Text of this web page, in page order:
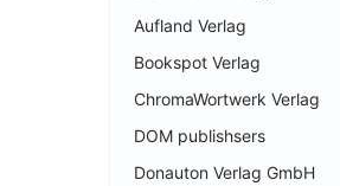
Aufland Verlag
Bookspot Verlag
ChromaWortwerk Verlag
DOM publishsers
Donauton Verlag GmbH